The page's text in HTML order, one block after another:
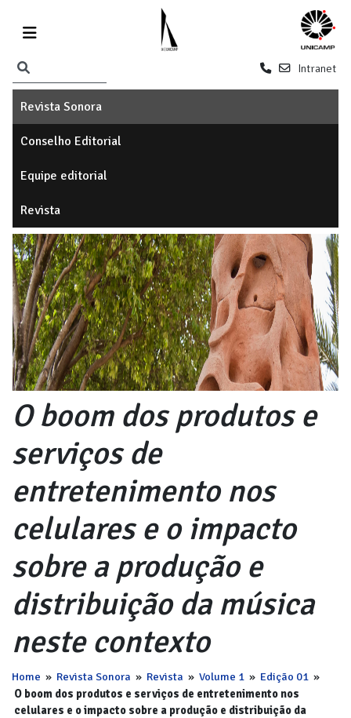
Intranet
Revista Sonora
Conselho Editorial
Equipe editorial
Revista
O boom dos produtos e
serviços de
entretenimento nos
celulares e o impacto
sobre a produção e
distribuição da música
neste contexto
Home » Revista Sonora » Revista » Volume 1 » Edição 01 »
O boom dos produtos e serviços de entretenimento nos
celulares e o impacto sobre a produção e distribuição da